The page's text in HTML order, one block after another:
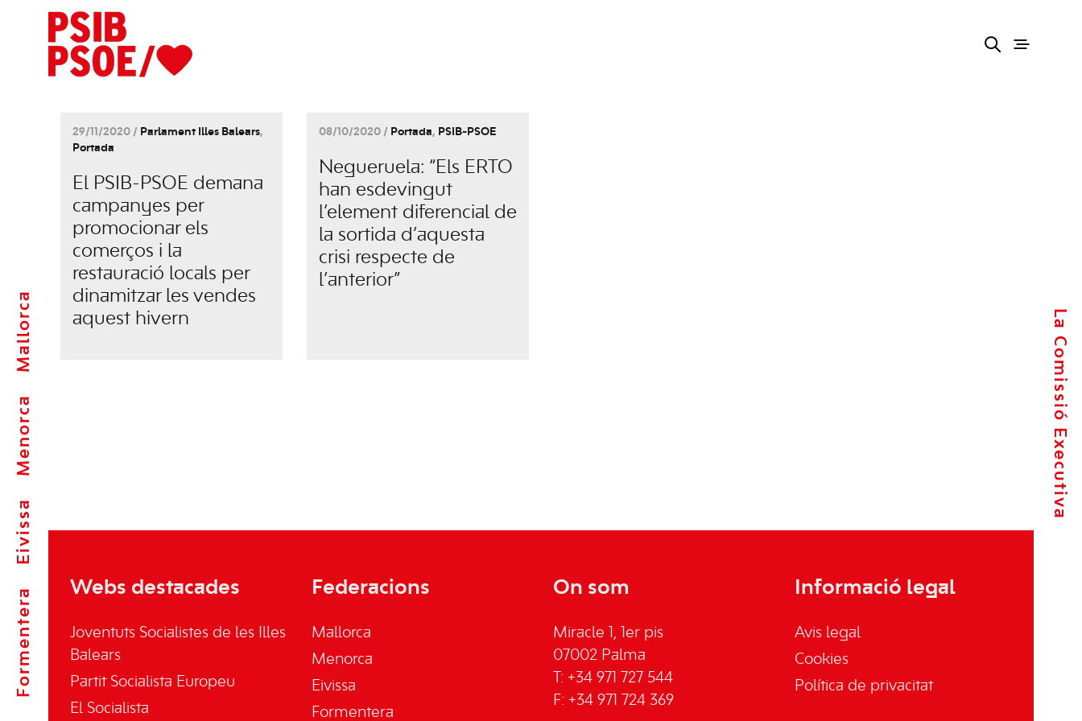
Formentera
Eivissa
Menorca
Mallorca La Comissió Executiva
29/11/2020 / Parlament Illes Balears,
Portada
El PSIB-PSOE demana
campanyes per
promocionar els
comerços i la
restauració locals per
dinamitzar les vendes
aquest hivern
08/10/2020 / Portada, PSIB-PSOE
Negueruela: “Els ERTO
han esdevingut
l’element diferencial de
la sortida d’aquesta
crisi respecte de
l’anterior”
Webs destacades
Joventuts Socialistes de les Illes
Balears
Partit Socialista Europeu
El Socialista
Federacions
Mallorca
Menorca
Eivissa
Formentera
On som
Miracle 1, 1er pis
07002 Palma
T: +34 971 727 544
F: +34 971 724 369
Informació legal
Avis legal
Cookies
Política de privacitat